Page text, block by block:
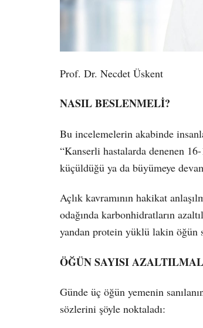
Prof. Dr. Necdet Üskent
NASIL BESLENMELİ?
Bu incelemelerin akabinde
“Kanserli hastalarda denenen
küçüldüğü ya da büyümeye
Açlık kavramının hakikat
odağında karbonhidratların
yandan protein yüklü lakin öğün
ÖĞÜN SAYISI
Günde üç öğün yemenin
sözlerini şöyle noktaladı: